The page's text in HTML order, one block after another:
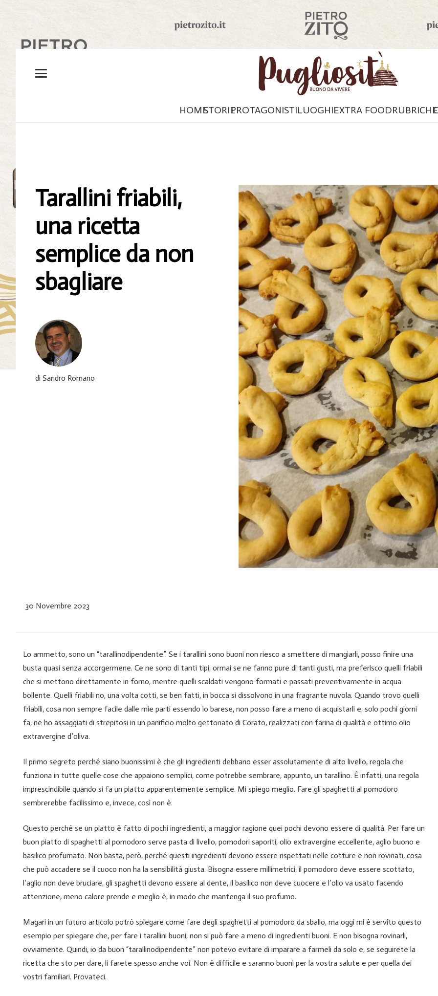
HOMESTORIEPROTAGONISTILUOGHIEXTRA FOODRUBRICHE
Tarallini friabili,
una ricetta
semplice da non
sbagliare
di Sandro Romano
30 Novembre 2023
Lo ammetto, sono un “tarallinodipendente”. Se i tarallini sono buoni non riesco a smettere di mangiarli, posso finire una
busta quasi senza accorgermene. Ce ne sono di tanti tipi, ormai se ne fanno pure di tanti gusti, ma preferisco quelli friabili
che si mettono direttamente in forno, mentre quelli scaldati vengono formati e passati preventivamente in acqua
bollente. Quelli friabili no, una volta cotti, se ben fatti, in bocca si dissolvono in una fragrante nuvola. Quando trovo quelli
friabili, cosa non sempre facile dalle mie parti essendo io barese, non posso fare a meno di acquistarli e, solo pochi giorni
fa, ne ho assaggiati di strepitosi in un panificio molto gettonato di Corato, realizzati con farina di qualità e ottimo olio
extravergine d’oliva.
Il primo segreto perché siano buonissimi è che gli ingredienti debbano esser assolutamente di alto livello, regola che
funziona in tutte quelle cose che appaiono semplici, come potrebbe sembrare, appunto, un tarallino. È infatti, una regola
imprescindibile quando si fa un piatto apparentemente semplice. Mi spiego meglio. Fare gli spaghetti al pomodoro
sembrerebbe facilissimo e, invece, così non è.
Questo perché se un piatto è fatto di pochi ingredienti, a maggior ragione quei pochi devono essere di qualità. Per fare un
buon piatto di spaghetti al pomodoro serve pasta di livello, pomodori saporiti, olio extravergine eccellente, aglio buono e
basilico profumato. Non basta, però, perché questi ingredienti devono essere rispettati nelle cotture e non rovinati, cosa
che può accadere se il cuoco non ha la sensibilità giusta. Bisogna essere millimetrici, il pomodoro deve essere scottato,
l’aglio non deve bruciare, gli spaghetti devono essere al dente, il basilico non deve cuocere e l’olio va usato facendo
attenzione, meno calore prende e meglio è, in modo che mantenga il suo profumo.
Magari in un futuro articolo potrò spiegare come fare degli spaghetti al pomodoro da sballo, ma oggi mi è servito questo
esempio per spiegare che, per fare i tarallini buoni, non si può fare a meno di ingredienti buoni. E non bisogna rovinarli,
ovviamente. Quindi, io da buon “tarallinodipendente” non potevo evitare di imparare a farmeli da solo e, se seguirete la
ricetta che sto per dare, li farete spesso anche voi. Non è difficile e saranno buoni per la vostra salute e per quella dei
vostri familiari. Provateci.